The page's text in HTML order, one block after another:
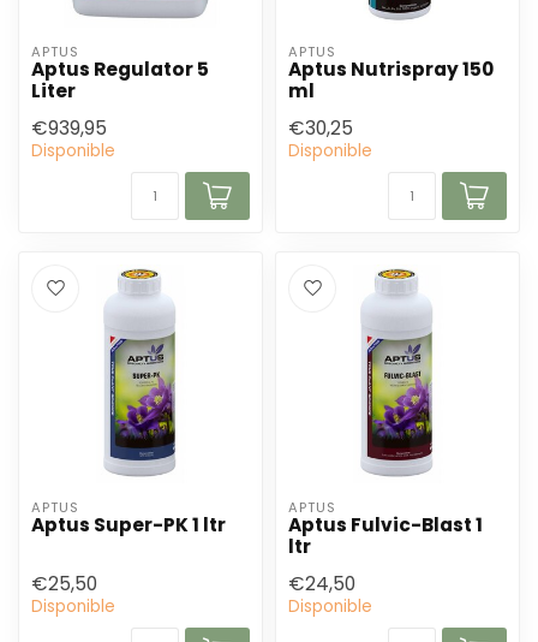
APTUS
Aptus Regulator 5
Liter
€939,95
Disponible
APTUS
Aptus Nutrispray 150
ml
€30,25
Disponible
APTUS
Aptus Super-PK 1 ltr
€25,50
Disponible
APTUS
Aptus Fulvic-Blast 1
ltr
€24,50
Disponible